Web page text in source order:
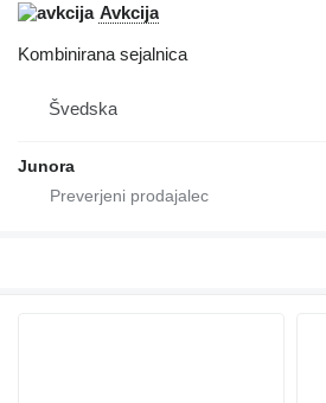
Avkcija
Kombinirana sejalnica
Švedska
Junora